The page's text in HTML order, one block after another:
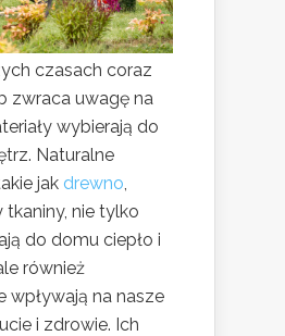
czasach coraz
zwraca uwagę na
wybierają do
Naturalne
jak drewno,
tkaniny, nie tylko
do domu ciepło i
również
wpływają na nasze
i zdrowie. Ich